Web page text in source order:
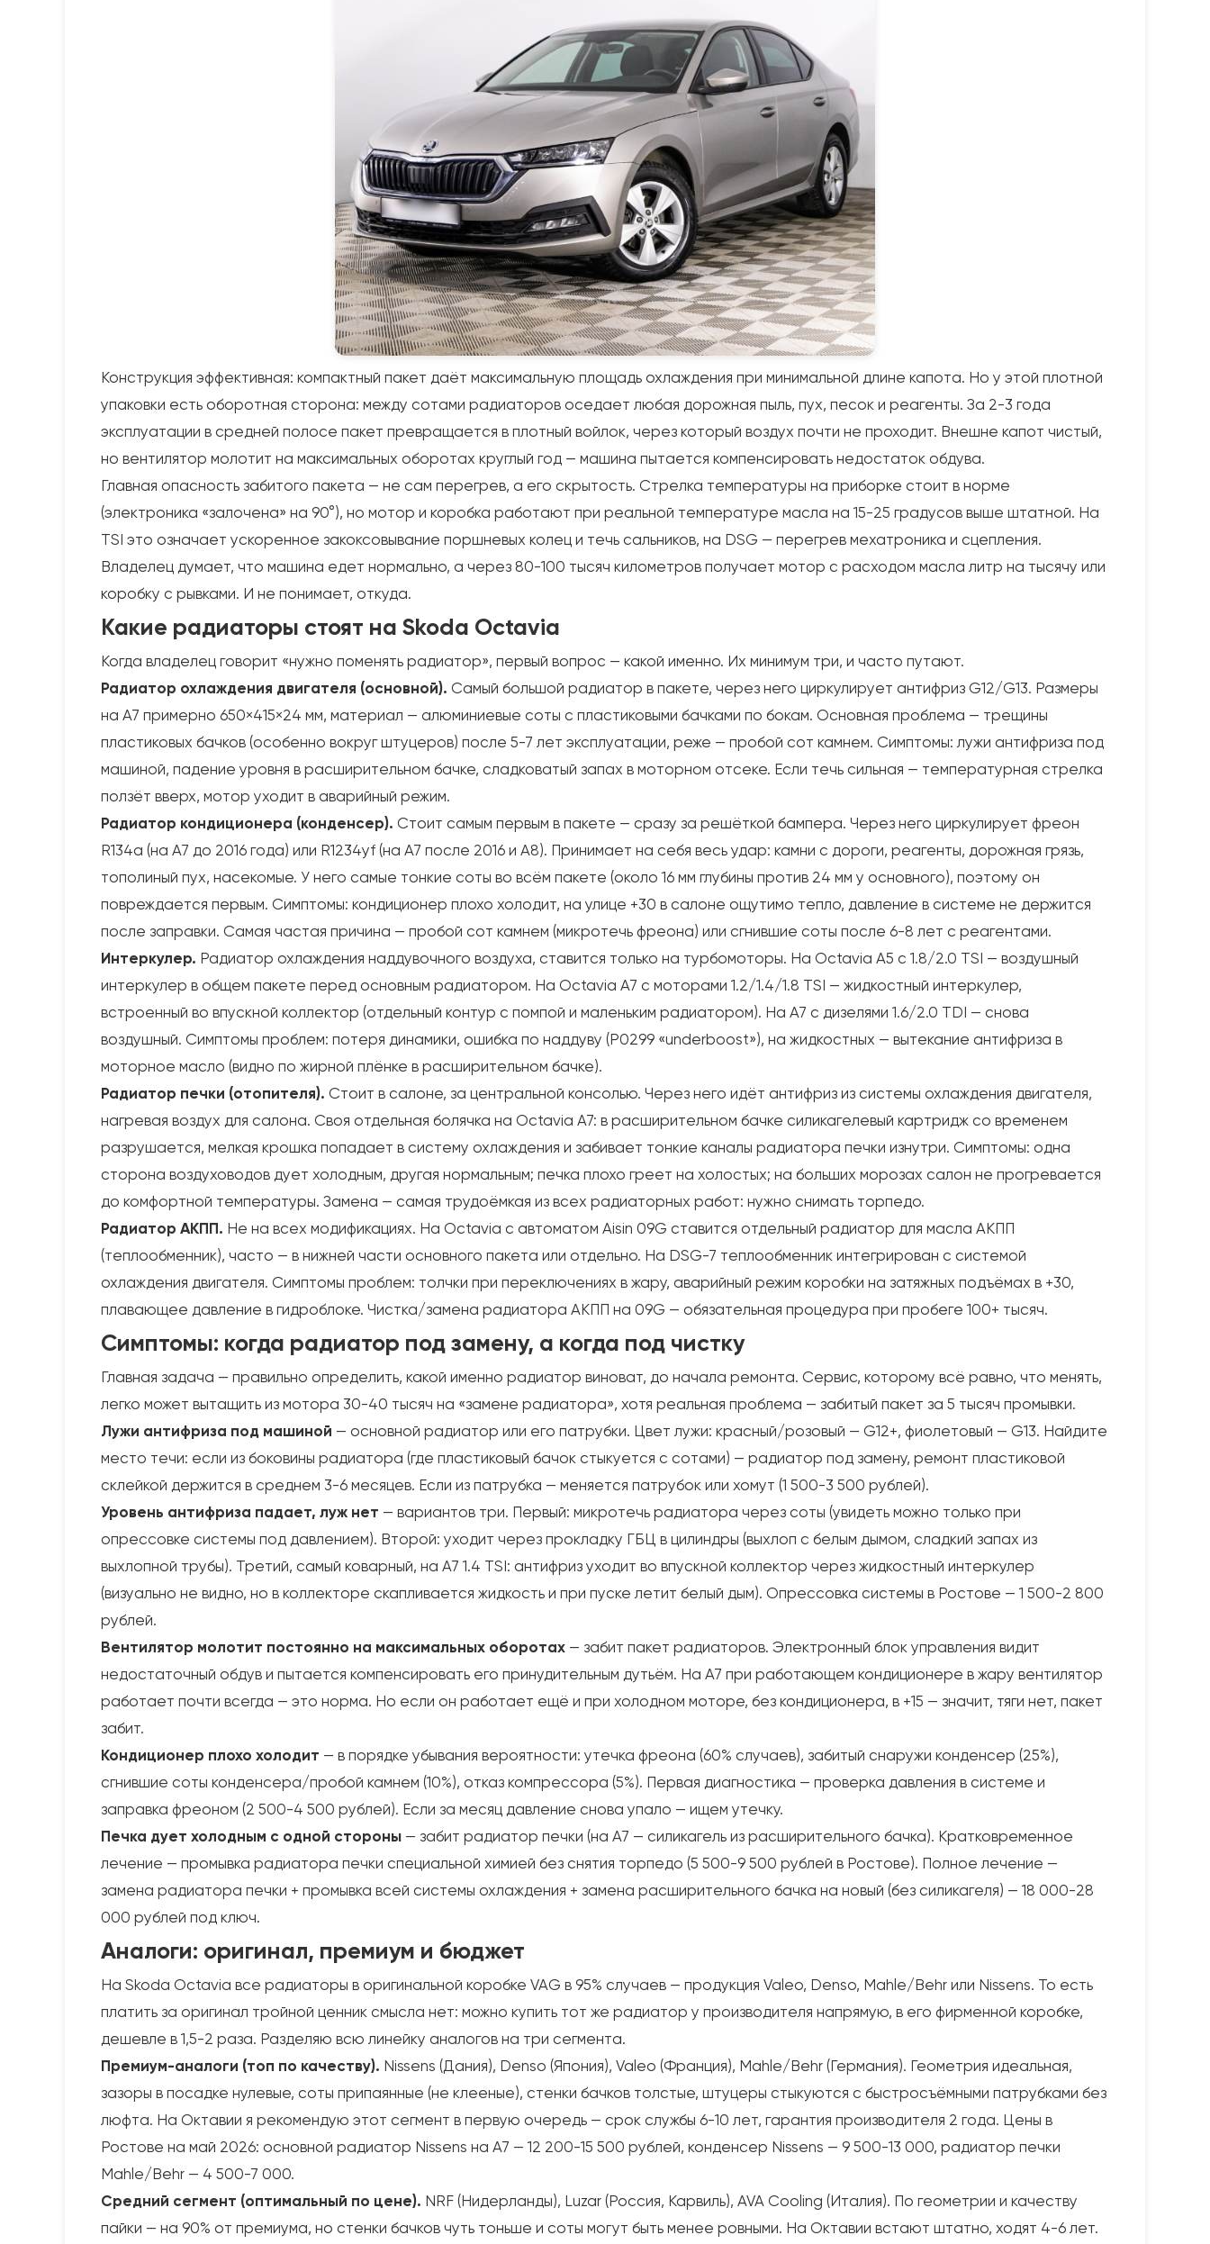
Конструкция эффективная: компактный пакет даёт максимальную площадь охлаждения при минимальной длине капота. Но у этой плотной
упаковки есть оборотная сторона: между сотами радиаторов оседает любая дорожная пыль, пух, песок и реагенты. За 2-3 года
эксплуатации в средней полосе пакет превращается в плотный войлок, через который воздух почти не проходит. Внешне капот чистый,
но вентилятор молотит на максимальных оборотах круглый год — машина пытается компенсировать недостаток обдува.
Главная опасность забитого пакета — не сам перегрев, а его скрытость. Стрелка температуры на приборке стоит в норме
(электроника «залочена» на 90°), но мотор и коробка работают при реальной температуре масла на 15-25 градусов выше штатной. На
TSI это означает ускоренное закоксовывание поршневых колец и течь сальников, на DSG — перегрев мехатроника и сцепления.
Владелец думает, что машина едет нормально, а через 80-100 тысяч километров получает мотор с расходом масла литр на тысячу или
коробку с рывками. И не понимает, откуда.
Какие радиаторы стоят на Skoda Octavia
Когда владелец говорит «нужно поменять радиатор», первый вопрос — какой именно. Их минимум три, и часто путают.
Радиатор охлаждения двигателя (основной). Самый большой радиатор в пакете, через него циркулирует антифриз G12/G13. Размеры
на A7 примерно 650×415×24 мм, материал — алюминиевые соты с пластиковыми бачками по бокам. Основная проблема — трещины
пластиковых бачков (особенно вокруг штуцеров) после 5-7 лет эксплуатации, реже — пробой сот камнем. Симптомы: лужи антифриза под
машиной, падение уровня в расширительном бачке, сладковатый запах в моторном отсеке. Если течь сильная — температурная стрелка
ползёт вверх, мотор уходит в аварийный режим.
Радиатор кондиционера (конденсер). Стоит самым первым в пакете — сразу за решёткой бампера. Через него циркулирует фреон
R134a (на A7 до 2016 года) или R1234yf (на A7 после 2016 и A8). Принимает на себя весь удар: камни с дороги, реагенты, дорожная грязь,
тополиный пух, насекомые. У него самые тонкие соты во всём пакете (около 16 мм глубины против 24 мм у основного), поэтому он
повреждается первым. Симптомы: кондиционер плохо холодит, на улице +30 в салоне ощутимо тепло, давление в системе не держится
после заправки. Самая частая причина — пробой сот камнем (микротечь фреона) или сгнившие соты после 6-8 лет с реагентами.
Интеркулер. Радиатор охлаждения наддувочного воздуха, ставится только на турбомоторы. На Octavia A5 с 1.8/2.0 TSI — воздушный
интеркулер в общем пакете перед основным радиатором. На Octavia A7 с моторами 1.2/1.4/1.8 TSI — жидкостный интеркулер,
встроенный во впускной коллектор (отдельный контур с помпой и маленьким радиатором). На A7 с дизелями 1.6/2.0 TDI — снова
воздушный. Симптомы проблем: потеря динамики, ошибка по наддуву (P0299 «underboost»), на жидкостных — вытекание антифриза в
моторное масло (видно по жирной плёнке в расширительном бачке).
Радиатор печки (отопителя). Стоит в салоне, за центральной консолью. Через него идёт антифриз из системы охлаждения двигателя,
нагревая воздух для салона. Своя отдельная болячка на Octavia A7: в расширительном бачке силикагелевый картридж со временем
разрушается, мелкая крошка попадает в систему охлаждения и забивает тонкие каналы радиатора печки изнутри. Симптомы: одна
сторона воздуховодов дует холодным, другая нормальным; печка плохо греет на холостых; на больших морозах салон не прогревается
до комфортной температуры. Замена — самая трудоёмкая из всех радиаторных работ: нужно снимать торпедо.
Радиатор АКПП. Не на всех модификациях. На Octavia с автоматом Aisin 09G ставится отдельный радиатор для масла АКПП
(теплообменник), часто — в нижней части основного пакета или отдельно. На DSG-7 теплообменник интегрирован с системой
охлаждения двигателя. Симптомы проблем: толчки при переключениях в жару, аварийный режим коробки на затяжных подъёмах в +30,
плавающее давление в гидроблоке. Чистка/замена радиатора АКПП на 09G — обязательная процедура при пробеге 100+ тысяч.
Симптомы: когда радиатор под замену, а когда под чистку
Главная задача — правильно определить, какой именно радиатор виноват, до начала ремонта. Сервис, которому всё равно, что менять,
легко может вытащить из мотора 30-40 тысяч на «замене радиатора», хотя реальная проблема — забитый пакет за 5 тысяч промывки.
Лужи антифриза под машиной — основной радиатор или его патрубки. Цвет лужи: красный/розовый — G12+, фиолетовый — G13. Найдите
место течи: если из боковины радиатора (где пластиковый бачок стыкуется с сотами) — радиатор под замену, ремонт пластиковой
склейкой держится в среднем 3-6 месяцев. Если из патрубка — меняется патрубок или хомут (1 500-3 500 рублей).
Уровень антифриза падает, луж нет — вариантов три. Первый: микротечь радиатора через соты (увидеть можно только при
опрессовке системы под давлением). Второй: уходит через прокладку ГБЦ в цилиндры (выхлоп с белым дымом, сладкий запах из
выхлопной трубы). Третий, самый коварный, на A7 1.4 TSI: антифриз уходит во впускной коллектор через жидкостный интеркулер
(визуально не видно, но в коллекторе скапливается жидкость и при пуске летит белый дым). Опрессовка системы в Ростове — 1 500-2 800
рублей.
Вентилятор молотит постоянно на максимальных оборотах — забит пакет радиаторов. Электронный блок управления видит
недостаточный обдув и пытается компенсировать его принудительным дутьём. На A7 при работающем кондиционере в жару вентилятор
работает почти всегда — это норма. Но если он работает ещё и при холодном моторе, без кондиционера, в +15 — значит, тяги нет, пакет
забит.
Кондиционер плохо холодит — в порядке убывания вероятности: утечка фреона (60% случаев), забитый снаружи конденсер (25%),
сгнившие соты конденсера/пробой камнем (10%), отказ компрессора (5%). Первая диагностика — проверка давления в системе и
заправка фреоном (2 500-4 500 рублей). Если за месяц давление снова упало — ищем утечку.
Печка дует холодным с одной стороны — забит радиатор печки (на A7 — силикагель из расширительного бачка). Кратковременное
лечение — промывка радиатора печки специальной химией без снятия торпедо (5 500-9 500 рублей в Ростове). Полное лечение —
замена радиатора печки + промывка всей системы охлаждения + замена расширительного бачка на новый (без силикагеля) — 18 000-28
000 рублей под ключ.
Аналоги: оригинал, премиум и бюджет
На Skoda Octavia все радиаторы в оригинальной коробке VAG в 95% случаев — продукция Valeo, Denso, Mahle/Behr или Nissens. То есть
платить за оригинал тройной ценник смысла нет: можно купить тот же радиатор у производителя напрямую, в его фирменной коробке,
дешевле в 1,5-2 раза. Разделяю всю линейку аналогов на три сегмента.
Премиум-аналоги (топ по качеству). Nissens (Дания), Denso (Япония), Valeo (Франция), Mahle/Behr (Германия). Геометрия идеальная,
зазоры в посадке нулевые, соты припаянные (не клееные), стенки бачков толстые, штуцеры стыкуются с быстросъёмными патрубками без
люфта. На Октавии я рекомендую этот сегмент в первую очередь — срок службы 6-10 лет, гарантия производителя 2 года. Цены в
Ростове на май 2026: основной радиатор Nissens на A7 — 12 200-15 500 рублей, конденсер Nissens — 9 500-13 000, радиатор печки
Mahle/Behr — 4 500-7 000.
Средний сегмент (оптимальный по цене). NRF (Нидерланды), Luzar (Россия, Карвиль), AVA Cooling (Италия). По геометрии и качеству
пайки — на 90% от премиума, но стенки бачков чуть тоньше и соты могут быть менее ровными. На Октавии встают штатно, ходят 4-6 лет.